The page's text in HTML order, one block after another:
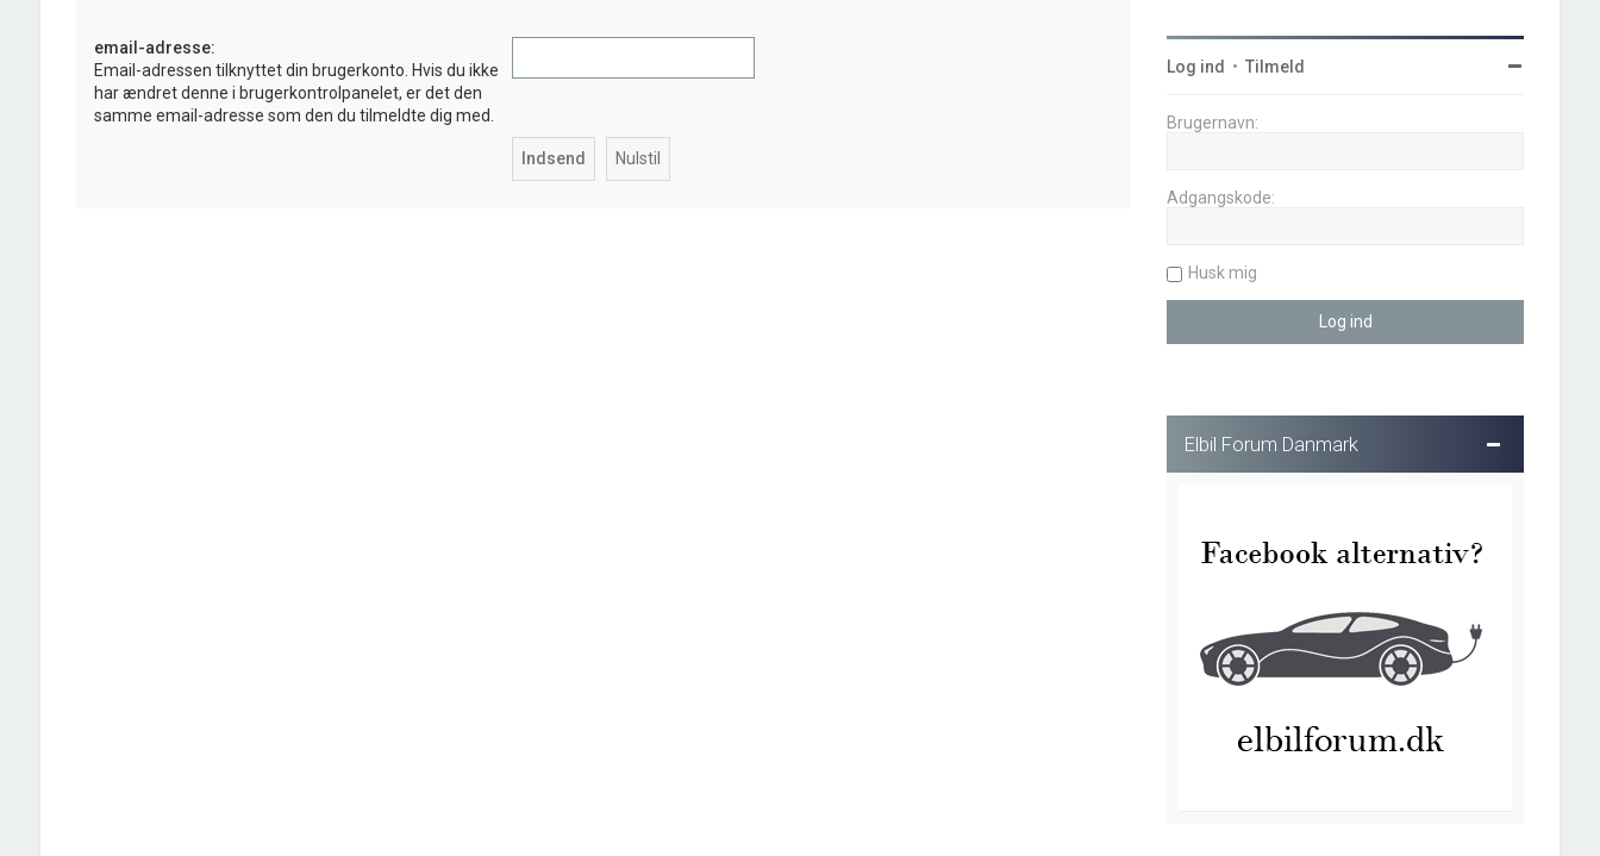
email-adresse:
Email-adressen tilknyttet din brugerkonto. Hvis du ikke
har ændret denne i brugerkontrolpanelet, er det den
samme email-adresse som den du tilmeldte dig med.
Log ind •Tilmeld
Brugernavn:
Adgangskode:
Husk mig
Elbil Forum Danmark